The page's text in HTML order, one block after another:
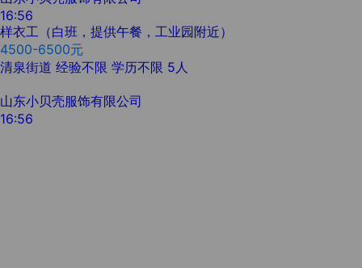
16:56
样衣工（白班，提供午餐，工业园附近）
4500-6500元
清泉街道 经验不限 学历不限 5人
山东小贝壳服饰有限公司
16:56